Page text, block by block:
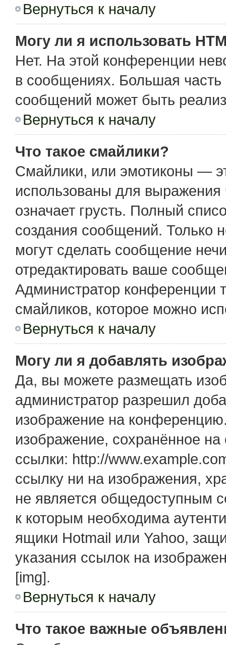
Вернуться к началу
Могу ли я использовать
Нет. На этой конференции
в сообщениях. Большая
сообщений может быть
Вернуться к началу
Что такое смайлики?
Смайлики, или эмотиконы —
использованы для выражения
означает грусть. Полный
создания сообщений. Только
могут сделать сообщение
отредактировать ваше
Администратор конференции
смайликов, которое можно
Вернуться к началу
Могу ли я добавлять
Да, вы можете размещать
администратор разрешил
изображение на
изображение, сохранённое
ссылки: http://
ссылку ни на изображения,
не является общедоступным
к которым необходима
ящики Hotmail или Yahoo,
указания ссылок на
[img].
Вернуться к началу
Что такое важные